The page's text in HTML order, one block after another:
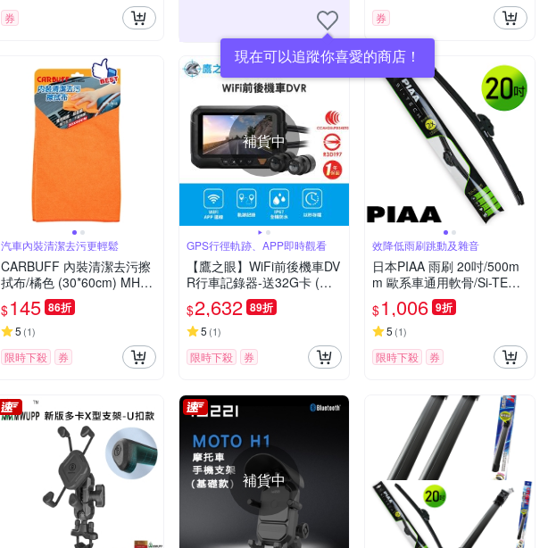
券
現在可以追蹤你喜愛的商店！
券
汽車內裝清潔去污更輕鬆
CARBUFF 內裝清潔去污擦
拭布/橘色 (30*60cm) MH-8
053
$145 86折
5 (1)
限時下殺 券
補貨中
GPS行徑軌跡、APP即時觀看
【鷹之眼】WiFi前後機車DV
R行車記錄器-送32G卡 (國
家認證 一年保固)TA-B131
行車紀錄器
$2,632 89折
5 (1)
限時下殺 券
效降低雨刷跳動及雜音
日本PIAA 雨刷 20吋/500m
m 歐系車通用軟骨/Si-TECH
(撥水矽膠雨刷)
$1,006 9折
5 (1)
限時下殺 券
補貨中